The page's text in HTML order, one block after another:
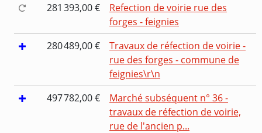
281 393,00 €
Refection de voirie rue des
forges - feignies
280 489,00 €
Travaux de réfection de voirie -
rue des forges - commune de
feignies\r\n
497 782,00 €
Marché subséquent n° 36 -
travaux de réfection de voirie,
rue de l'ancien p...